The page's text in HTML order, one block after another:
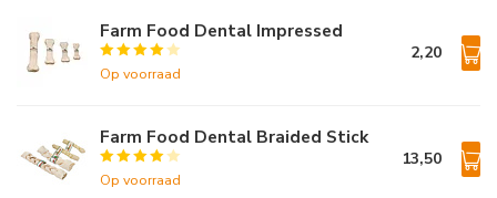
Farm Food Dental Impressed
Op voorraad
2,20
Farm Food Dental Braided Stick
Op voorraad
13,50